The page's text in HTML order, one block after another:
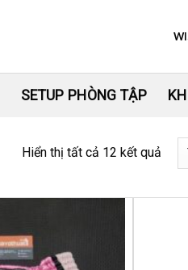
SETUP PHÒNG TẬP
Hiển thị tất cả 12 kết quả